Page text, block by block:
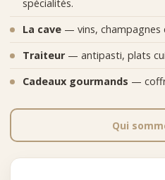
spécialités.
La cave — vins, champagnes
Traiteur — antipasti, plats
Cadeaux gourmands —
Qui